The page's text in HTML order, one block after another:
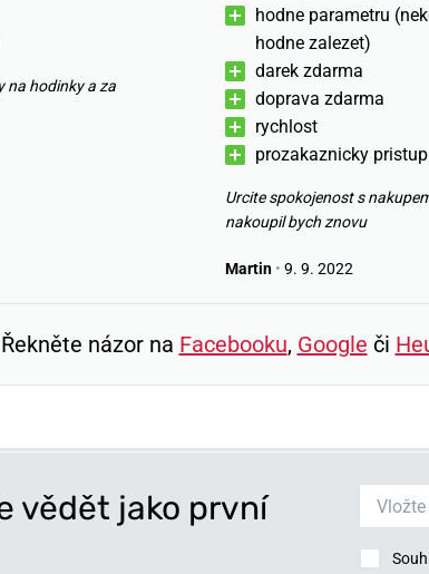
na hodinky a za
hodne parametru
hodne zalezet)
darek zdarma
doprava zdarma
rychlost
prozakaznicky pristup
Urcite spokojenost s
nakoupil bych znovu
Martin • 9. 9. 2022
názor na Facebooku, Google či
vědět jako první